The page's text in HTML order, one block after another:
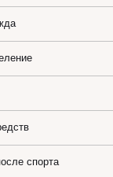
спорта